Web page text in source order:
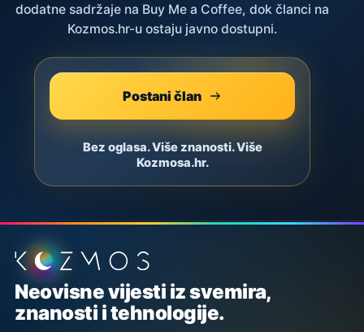
dodatne sadržaje na Buy Me a Coffee, dok članci na
Kozmos.hr-u ostaju javno dostupni.
Postani član
Bez oglasa. Više znanosti. Više
Kozmosa.hr.
Podnožje stranice
Neovisne vijesti iz svemira,
znanosti i tehnologije.